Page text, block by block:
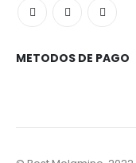
METODOS DE PAGO